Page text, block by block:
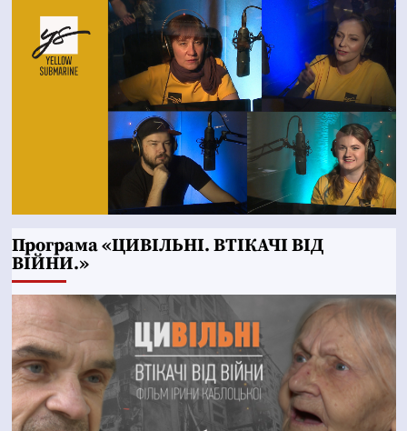
Програма «ЦИВІЛЬНІ. ВТІКАЧІ ВІД
ВІЙНИ.»